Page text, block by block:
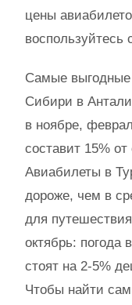
цены
воспользуйтесь
Самые
Сибири в
в ноябре,
составит 15%
Авиабилеты в
дороже, чем в
для
октябрь: погода
стоят на 2-5%
Чтобы найти